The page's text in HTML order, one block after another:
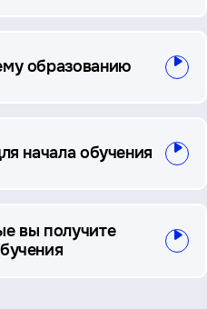
образованию
начала обучения
вы получите